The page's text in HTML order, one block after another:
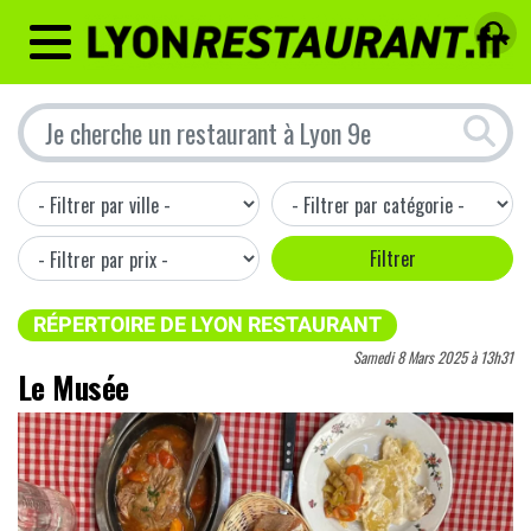
MENU
RÉPERTOIRE DE LYON RESTAURANT
Samedi 8 Mars 2025 à 13h31
Le Musée